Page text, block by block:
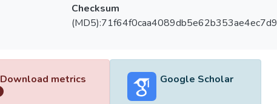
Checksum
(MD5):71f64f0caa4089db5e62b353ae4ec7d9
Download metrics Google Scholar